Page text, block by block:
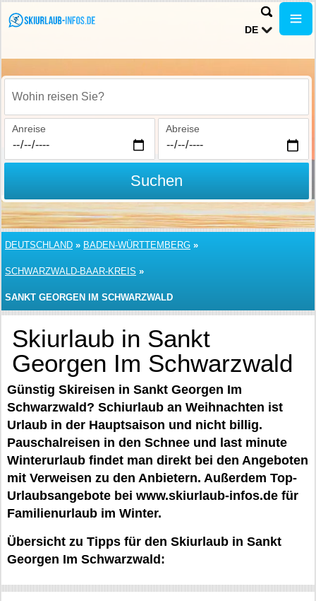
DE
Wohin reisen Sie?
Anreise Abreise
Suchen
DEUTSCHLAND » BADEN-WÜRTTEMBERG »
SCHWARZWALD-BAAR-KREIS »
SANKT GEORGEN IM SCHWARZWALD
Skiurlaub in Sankt
Georgen Im Schwarzwald
Günstig Skireisen in Sankt Georgen Im
Schwarzwald? Schiurlaub an Weihnachten ist
Urlaub in der Hauptsaison und nicht billig.
Pauschalreisen in den Schnee und last minute
Winterurlaub findet man direkt bei den Angeboten
mit Verweisen zu den Anbietern. Außerdem Top-
Urlaubsangebote bei www.skiurlaub-infos.de für
Familienurlaub im Winter.
Übersicht zu Tipps für den Skiurlaub in Sankt
Georgen Im Schwarzwald: